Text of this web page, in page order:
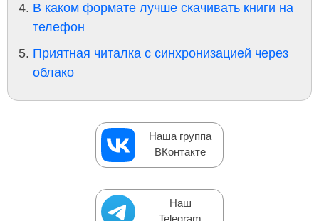
В каком формате лучше скачивать книги на
телефон
Приятная читалка с синхронизацией через
облако
Наша группа
ВКонтакте
Наш